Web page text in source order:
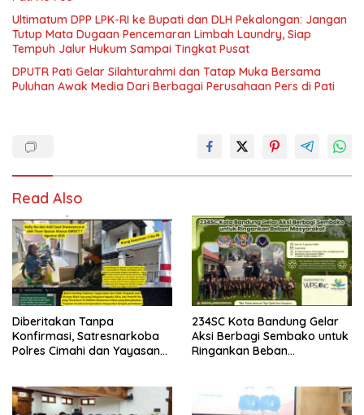
Ultimatum DPP LPK-RI ke Bupati dan DLH Pekalongan: Jangan
Tutup Mata Dugaan Pencemaran Limbah Laundry, Siap
Tempuh Jalur Hukum Sampai Tingkat Pusat
DPUTR Pati Gelar Silahturahmi dan Tatap Muka Bersama
Puluhan Awak Media Dari Berbagai Perusahaan Pers di Pati
Read Also
Diberitakan Tanpa
Konfirmasi, Satresnarkoba
Polres Cimahi dan Yayasan
234SC Kota Bandung Gelar
Aksi Berbagi Sembako untuk
Ringankan Beban